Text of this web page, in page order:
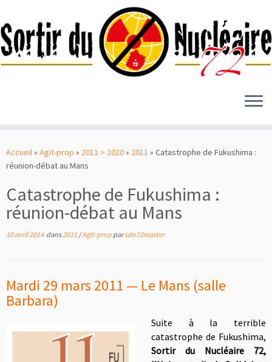
au
contenu
Accueil» Agit-prop » 2011 > 2020» 2011 » Catastrophe de Fukushima :
réunion-débat au Mans
Catastrophe de Fukushima :
réunion-débat au Mans
10 avril 2014dans2011 /Agit-prop parsdn72master
Mardi 29 mars 2011 — Le Mans (salle
Barbara)
Suite à la terrible
catastrophe de Fukushima,
Sortir du Nucléaire 72,